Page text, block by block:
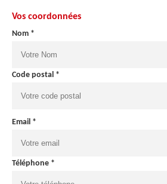
Vos coordonnées
Nom *
Code postal *
Email *
Téléphone *